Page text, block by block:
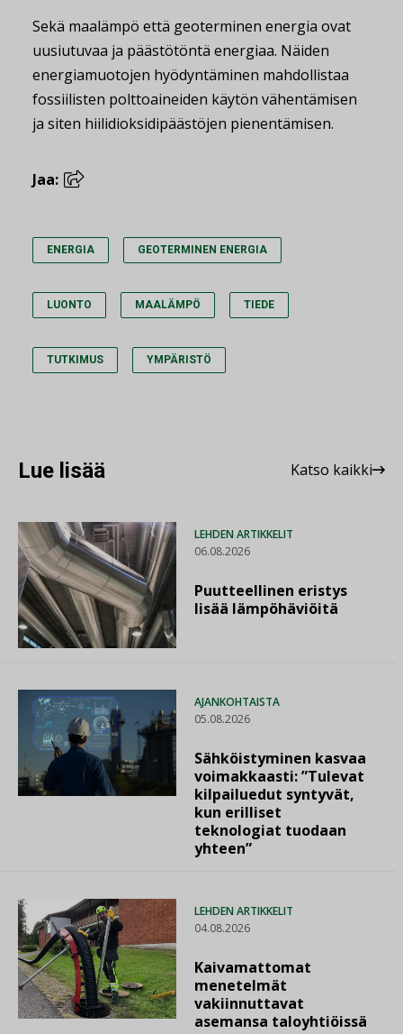
Sekä maalämpö että geoterminen energia ovat
uusiutuvaa ja päästötöntä energiaa. Näiden
energiamuotojen hyödyntäminen mahdollistaa
fossiilisten polttoaineiden käytön vähentämisen
ja siten hiilidioksidipäästöjen pienentämisen.
Jaa:
ENERGIA GEOTERMINEN ENERGIA
LUONTO MAALÄMPÖ TIEDE
TUTKIMUS YMPÄRISTÖ
Lue lisää Katso kaikki
LEHDEN ARTIKKELIT
06.08.2026
Puutteellinen eristys
lisää lämpöhäviöitä
AJANKOHTAISTA
05.08.2026
Sähköistyminen kasvaa
voimakkaasti: ”Tulevat
kilpailuedut syntyvät,
kun erilliset
teknologiat tuodaan
yhteen”
LEHDEN ARTIKKELIT
04.08.2026
Kaivamattomat
menetelmät
vakiinnuttavat
asemansa taloyhtiöissä